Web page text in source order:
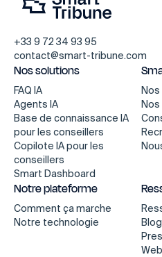
+33 9 72 34 93 95
contact@smart-tribune.com
Nos solutions
FAQ IA
Agents IA
Base de connaissance IA
pour les conseillers
Copilote IA pour les
conseillers
Smart Dashboard
Notre plateforme
Comment ça marche
Notre technologie
Blog